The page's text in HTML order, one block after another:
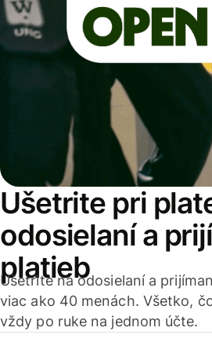
Ušetrite pri
odosielaní a
platieb
Ušetrite na odosielaní a
viac ako 40 menách. Všetko,
vždy po ruke na jednom účte.